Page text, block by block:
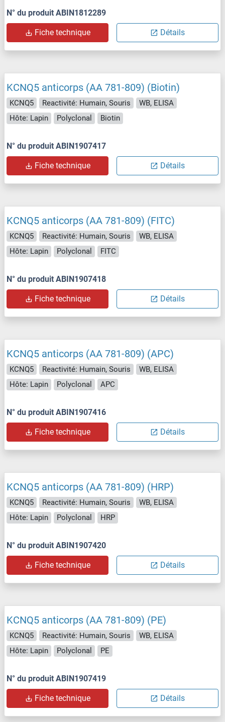
N° du produit ABIN1812289
Fiche technique Détails
KCNQ5 anticorps (AA 781-809) (Biotin)
KCNQ5 Reactivité: Humain, Souris
WB, ELISA
Hôte: Lapin
Polyclonal Biotin
N° du produit ABIN1907417
Fiche technique Détails
KCNQ5 anticorps (AA 781-809) (FITC)
KCNQ5 Reactivité: Humain, Souris
WB, ELISA
Hôte: Lapin
Polyclonal FITC
N° du produit ABIN1907418
Fiche technique Détails
KCNQ5 anticorps (AA 781-809) (APC)
KCNQ5 Reactivité: Humain, Souris
WB, ELISA
Hôte: Lapin
Polyclonal APC
N° du produit ABIN1907416
Fiche technique Détails
KCNQ5 anticorps (AA 781-809) (HRP)
KCNQ5 Reactivité: Humain, Souris
WB, ELISA
Hôte: Lapin
Polyclonal HRP
N° du produit ABIN1907420
Fiche technique Détails
KCNQ5 anticorps (AA 781-809) (PE)
KCNQ5 Reactivité: Humain, Souris
WB, ELISA
Hôte: Lapin
Polyclonal PE
N° du produit ABIN1907419
Fiche technique Détails